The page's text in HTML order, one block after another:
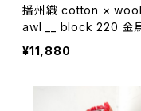
播州織 cotton ×
awl __ block 220 金
¥11,880